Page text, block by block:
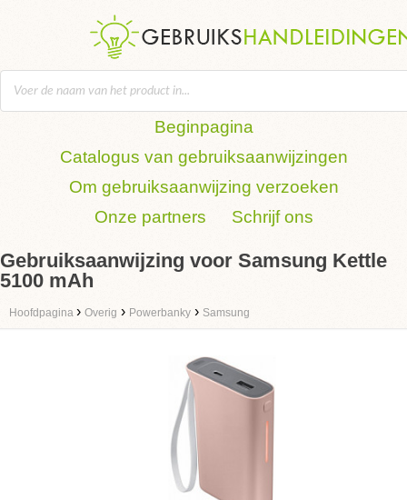
Beginpagina
Catalogus van gebruiksaanwijzingen
Om gebruiksaanwijzing verzoeken
Onze partners
Schrijf ons
Gebruiksaanwijzing voor Samsung Kettle
5100 mAh
Hoofdpagina › Overig › Powerbanky › Samsung